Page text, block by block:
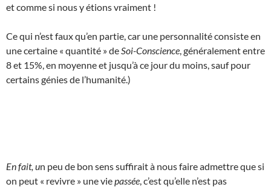
et comme si nous y étions vraiment !
Ce qui n’est faux qu’en partie, car une personnalité consiste en
une certaine « quantité » de Soi-Conscience , généralement entre
8 et 15%, en moyenne et jusqu’à ce jour du moins, sauf pour
certains génies de l’humanité.)
En fait, un peu de bon sens suffirait à nous faire admettre que si
on peut « revivre » une viepassée , c’est qu’elle n’est pas